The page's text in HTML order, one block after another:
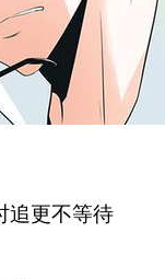
追更不等待